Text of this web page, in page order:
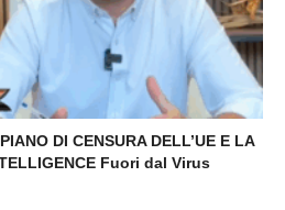
DI CENSURA DELL’UE E LA
Fuori dal Virus